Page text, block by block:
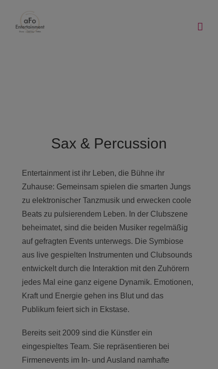
springen
Sax & Percussion
Entertainment ist ihr Leben, die Bühne ihr
Zuhause: Gemeinsam spielen die smarten Jungs
zu elektronischer Tanzmusik und erwecken coole
Beats zu pulsierendem Leben. In der Clubszene
beheimatet, sind die beiden Musiker regelmäßig
auf gefragten Events unterwegs. Die Symbiose
aus live gespielten Instrumenten und Clubsounds
entwickelt durch die Interaktion mit den Zuhörern
jedes Mal eine ganz eigene Dynamik. Emotionen,
Kraft und Energie gehen ins Blut und das
Publikum feiert sich in Ekstase.
Bereits seit 2009 sind die Künstler ein
eingespieltes Team. Sie repräsentieren bei
Firmenevents im In- und Ausland namhafte